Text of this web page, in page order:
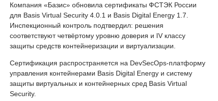
Компания «Базис» обновила сертификаты ФСТЭК России
для Basis Virtual Security 4.0.1 и Basis Digital Energy 1.7.
Инспекционный контроль подтвердил: решения
соответствуют четвёртому уровню доверия и IV классу
защиты средств контейнеризации и виртуализации.
Сертификация распространяется на DevSecOps-платформу
управления контейнерами Basis Digital Energy и систему
защиты виртуальных и контейнерных сред Basis Virtual
Security.